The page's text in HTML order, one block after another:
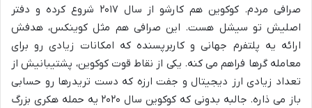
صرافی مردم. کوکوین هم کارشو از سال ۲۰۱۷ شروع کرده و دفتر
اصلیش تو سیشل هست. این صرافی هم مثل کوینکس، هدفش
ارائه یه پلتفرم جهانی و کاربرپسنده که امکانات زیادی رو برای
معامله گرها فراهم می کنه. یکی از نقاط قوت کوکوین، پشتیبانیش از
تعداد زیادی ارز دیجیتال و جفت ارزه که دست تریدرها رو حسابی
باز می ذاره. جالبه بدونی که کوکوین سال ۲۰۲۰ یه حمله هکری بزرگ